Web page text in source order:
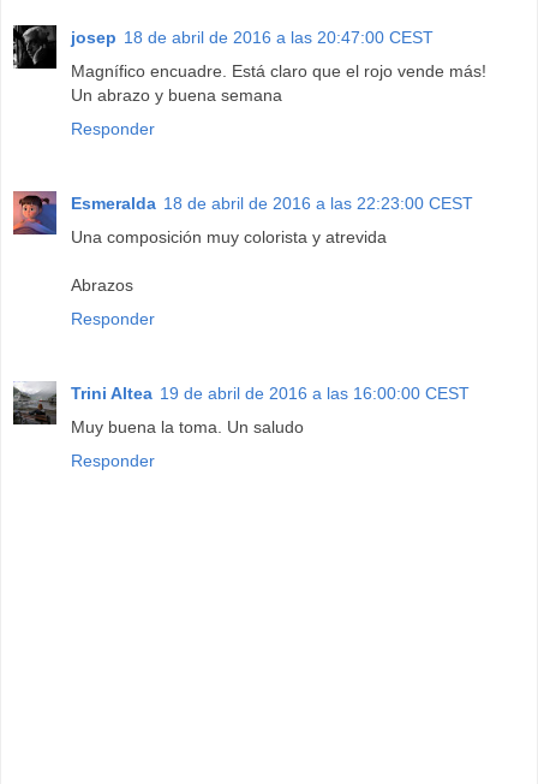
josep 18 de abril de 2016 a las 20:47:00 CEST
Magnífico encuadre. Está claro que el rojo vende más!
Un abrazo y buena semana
Responder
Esmeralda 18 de abril de 2016 a las 22:23:00 CEST
Una composición muy colorista y atrevida
Abrazos
Responder
Trini Altea 19 de abril de 2016 a las 16:00:00 CEST
Muy buena la toma. Un saludo
Responder